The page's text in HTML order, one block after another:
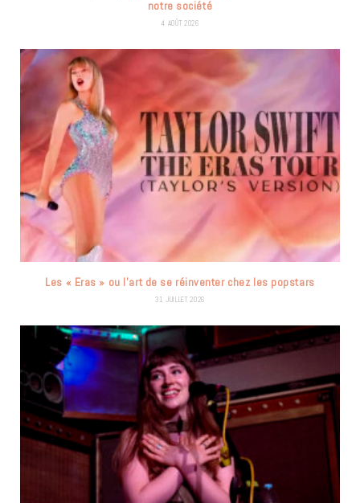
notre société
4 AOÛT 2026
Les « Eras » ou l’art de se réinventer chez les popstars
31 JUILLET 2026